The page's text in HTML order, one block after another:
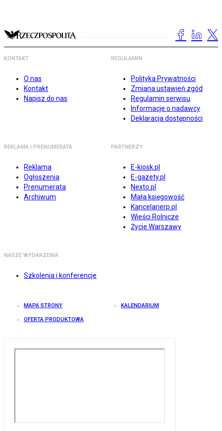
KONTAKT
O nas
Kontakt
Napisz do nas
REGULAMIN
Polityka Prywatności
Zmiana ustawień zgód
Regulamin serwisu
Informacje o nadawcy
Deklaracja dostępności
REKLAMA I PRENUMERATA
Reklama
Ogłoszenia
Prenumerata
Archiwum
PARTNERZY
E-kiosk.pl
E-gazety.pl
Nexto.pl
Mała księgowość
Kancelarierp.pl
Wieści Rolnicze
Życie Warszawy
NASZE WYDARZENIA
Szkolenia i konferencje
MAPA STRONY KALENDARIUM
OFERTA PRODUKTOWA